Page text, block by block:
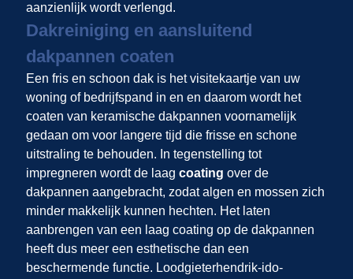
aanzienlijk wordt verlengd.
Dakreiniging en aansluitend
dakpannen coaten
Een fris en schoon dak is het visitekaartje van uw
woning of bedrijfspand in en en daarom wordt het
coaten van keramische dakpannen voornamelijk
gedaan om voor langere tijd die frisse en schone
uitstraling te behouden. In tegenstelling tot
impregneren wordt de laag coating over de
dakpannen aangebracht, zodat algen en mossen zich
minder makkelijk kunnen hechten. Het laten
aanbrengen van een laag coating op de dakpannen
heeft dus meer een esthetische dan een
beschermende functie. Loodgieterhendrik-ido-